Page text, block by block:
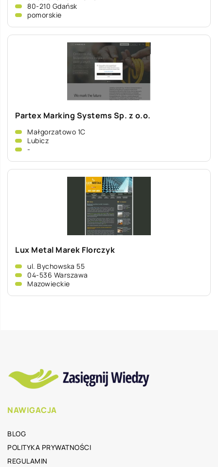
80-210 Gdańsk
pomorskie
Partex Marking Systems Sp. z o.o.
Małgorzatowo 1C
Lubicz
-
Lux Metal Marek Florczyk
ul. Bychowska 55
04-536 Warszawa
Mazowieckie
NAWIGACJA
BLOG
POLITYKA PRYWATNOŚCI
REGULAMIN